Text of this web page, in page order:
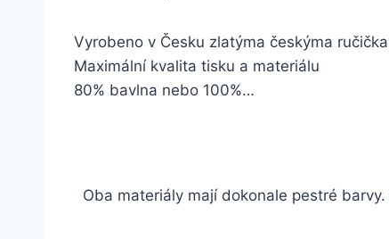
Vyrobeno v Česku zlatýma českýma
Maximální kvalita tisku a materiálu
80% bavlna nebo 100%…
Oba materiály mají dokonale pestré barvy.